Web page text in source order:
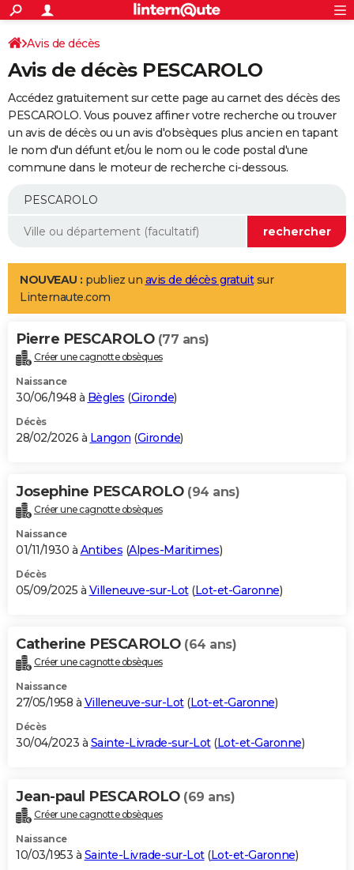
ACTUALITÉS
Politique
Société
Faits Divers
Education
Monde
Villes
+
SPORT
Coupe du monde 2026
Football
Tennis
Cyclisme
Rugby
Forum
Programme TV
TNT
Streaming
Cinéma
Sorties cinéma
Musique
+
FINANCE
Impôts
Immobilier
Risques naturels par ville
Banque
Assurance
Crédit
AUTO
Essais
Réserver un essai
Citadines
Berlines
SUV
Forum auto
+
Mobiles
Meilleur smartphone
Internet
Ordinateurs
Jeux vidéo
Guide high-tech
Aménagement intérieur
LIFESTYLE
Art de vivre
Bien-être
Loisirs
Mode
Modes de vie
Alimentation
Guide de la santé
Maladies
Médicaments
Sommeil
VOYAGE
Destinations
City break
Voyage nature
Voyage de noces
Forum
Climat
+PHOTO
GUIDES D'ACHAT
BONS PLANS
Carte de Noël
Carte Bonne année
Carte Saint-Valentin
Carte Pâques
Carte d'anniversaire
DICTIONNAIRE
Dictionnaire
Biographies
Citations
Expressions
Proverbes
PROGRAMME TV
S'inscrire
Se connecter
Lycées
Collèges
Primaires
Universités
Entreprises
Service militaire
Avis de recherche
AVIS DE DÉCÈS
Bricolage
Lifestyle
Culture
Sport
Auto
Television
Voyage
Cinema
Avis de décès
Avis de décès PESCAROLO
Accédez gratuitement sur cette page au carnet des décès des
PESCAROLO. Vous pouvez affiner votre recherche ou trouver
un avis de décès ou un avis d'obsèques plus ancien en tapant
le nom d'un défunt et/ou le nom ou le code postal d'une
commune dans le moteur de recherche ci-dessous.
NOUVEAU : publiez un avis de décès gratuitsur
Linternaute.com
Pierre PESCAROLO (77 ans)
Créer une cagnotte obsèques
Naissance
30/06/1948 à Bègles (Gironde)
Décès
28/02/2026 à Langon (Gironde)
Josephine PESCAROLO (94 ans)
Créer une cagnotte obsèques
Naissance
01/11/1930 à Antibes (Alpes-Maritimes)
Décès
05/09/2025 à Villeneuve-sur-Lot(Lot-et-Garonne)
Catherine PESCAROLO (64 ans)
Créer une cagnotte obsèques
Naissance
27/05/1958 à Villeneuve-sur-Lot(Lot-et-Garonne)
Décès
30/04/2023 à Sainte-Livrade-sur-Lot(Lot-et-Garonne)
Jean-paul PESCAROLO (69 ans)
Créer une cagnotte obsèques
Naissance
10/03/1953 à Sainte-Livrade-sur-Lot(Lot-et-Garonne)